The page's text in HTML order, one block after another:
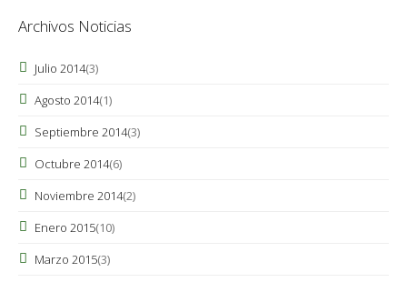
Archivos Noticias
Julio 2014(3)
Agosto 2014(1)
Septiembre 2014(3)
Octubre 2014(6)
Noviembre 2014(2)
Enero 2015(10)
Marzo 2015(3)